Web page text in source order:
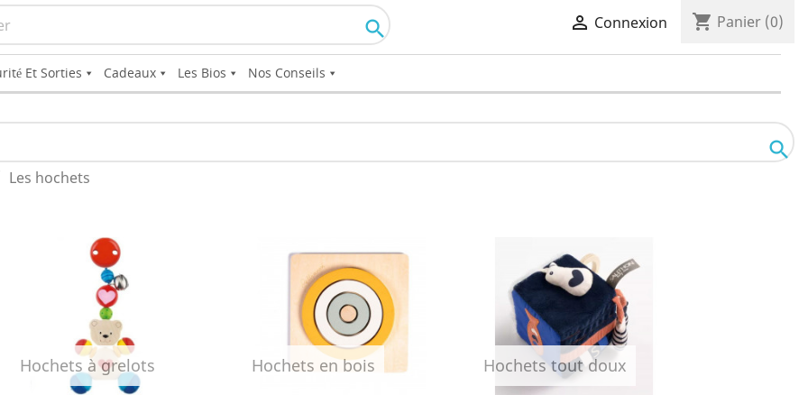
  Connexion shopping_cart Panier (0)
Et Sorties Cadeaux Les Bios Nos Conseils

Les hochets
Hochets à grelots Hochets en bois Hochets tout doux